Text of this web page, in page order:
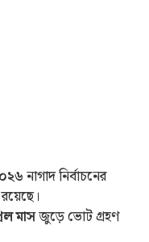
নাগাদ নির্বাচনের
মাসজুড়ে ভোট গ্রহণ